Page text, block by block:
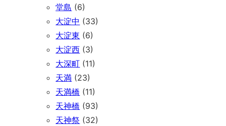
堂島 (6)
大淀中 (33)
大淀東 (6)
大淀西 (3)
大深町 (11)
天満 (23)
天満橋 (11)
天神橋 (93)
天神祭 (32)